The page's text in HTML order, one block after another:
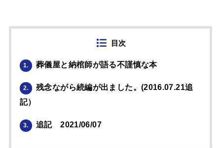
目次
1. 葬儀屋と納棺師が語る不謹慎な本
2.
残念ながら続編が出ました。(2016.07.21追
記）
3. 追記 2021/06/07